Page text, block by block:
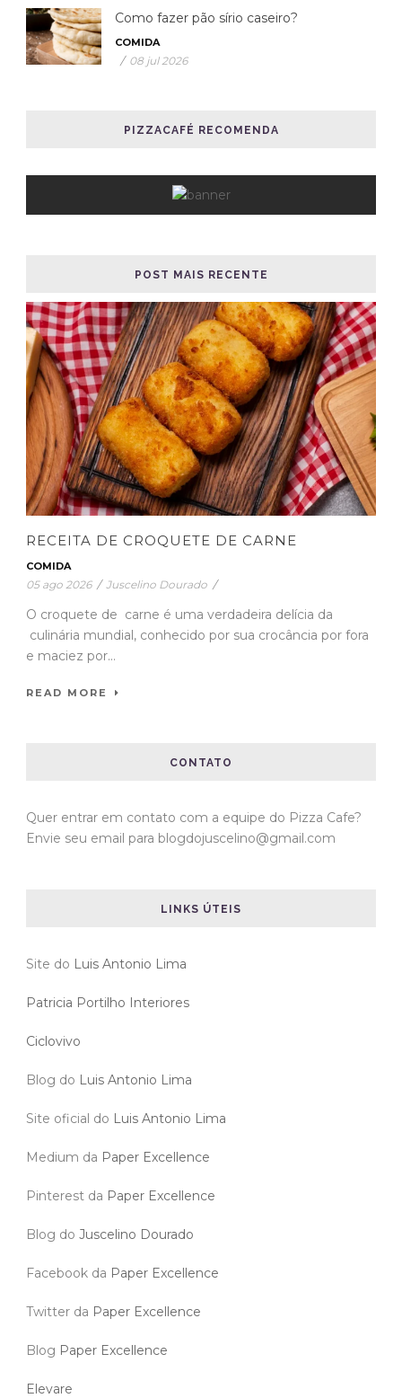
Como fazer pão sírio caseiro?
COMIDA
/ 08 jul 2026
PIZZACAFÉ RECOMENDA
POST MAIS RECENTE
RECEITA DE CROQUETE DE CARNE
COMIDA
05 ago 2026 / Juscelino Dourado /
O croquete de carne é uma verdadeira delícia da
culinária mundial, conhecido por sua crocância por fora
e maciez por...
READ MORE
CONTATO
Quer entrar em contato com a equipe do Pizza Cafe?
Envie seu email para blogdojuscelino@gmail.com
LINKS ÚTEIS
Site do Luis Antonio Lima
Patricia Portilho Interiores
Ciclovivo
Blog do Luis Antonio Lima
Site oficial do Luis Antonio Lima
Medium da Paper Excellence
Pinterest da Paper Excellence
Blog do Juscelino Dourado
Facebook da Paper Excellence
Twitter da Paper Excellence
Blog Paper Excellence
Elevare